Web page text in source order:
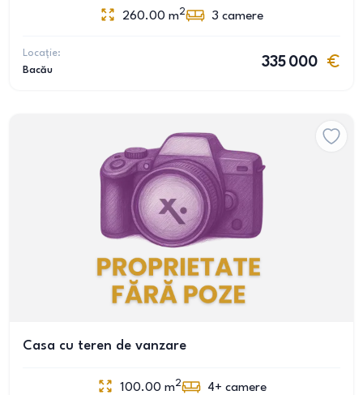
260.00 m2 3 camere
Locație:
Bacău
335 000
Casa cu teren de vanzare
100.00 m2 4+ camere